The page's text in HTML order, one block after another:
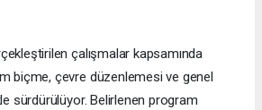
çalışmalar kapsamında
biçme, çevre düzenlemesi ve genel
sürdürülüyor. Belirlenen program